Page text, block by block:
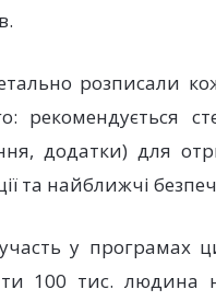
розписали
рекомендується
додатки) для
та найближчі
у програмах
100 тис.